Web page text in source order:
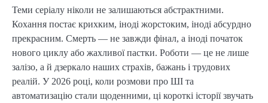
Теми серіалу ніколи не залишаються абстрактними.
Кохання постає крихким, іноді жорстоким, іноді абсурдно
прекрасним. Смерть — не завжди фінал, а іноді початок
нового циклу або жахливої пастки. Роботи — це не лише
залізо, а й дзеркало наших страхів, бажань і трудових
реалій. У 2026 році, коли розмови про ШІ та
автоматизацію стали щоденними, ці короткі історії звучать